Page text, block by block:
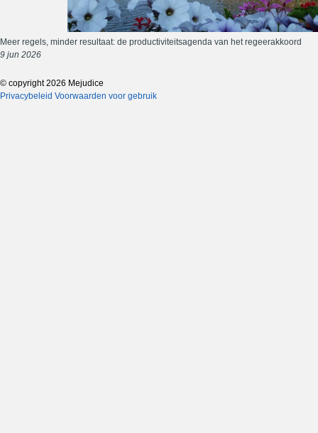
Meer regels, minder resultaat: de productiviteitsagenda van het regeerakkoord
9 jun 2026
© copyright 2026 Mejudice
Privacybeleid Voorwaarden voor gebruik